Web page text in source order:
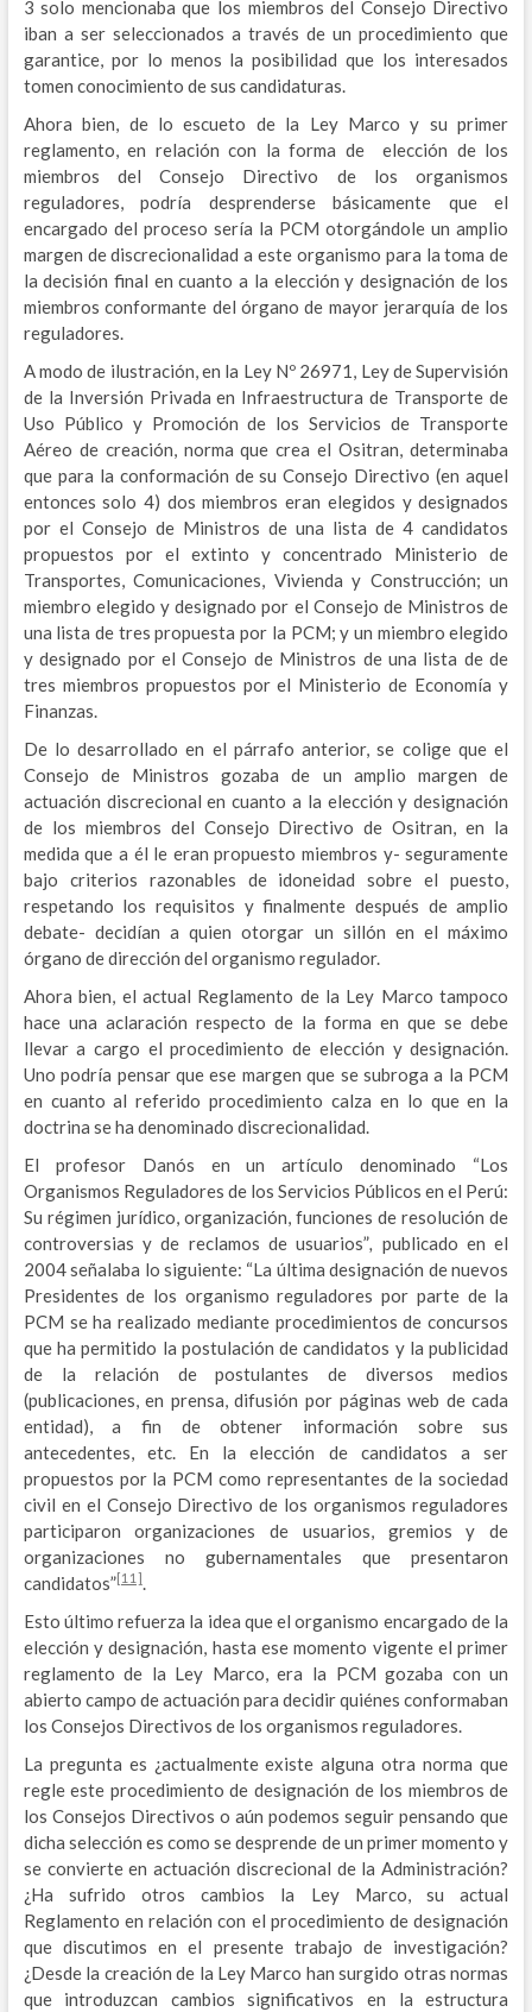
3 solo mencionaba que los miembros del Consejo Directivo
iban a ser seleccionados a través de un procedimiento que
garantice, por lo menos la posibilidad que los interesados
tomen conocimiento de sus candidaturas.
Ahora bien, de lo escueto de la Ley Marco y su primer
reglamento, en relación con la forma de elección de los
miembros del Consejo Directivo de los organismos
reguladores, podría desprenderse básicamente que el
encargado del proceso sería la PCM otorgándole un amplio
margen de discrecionalidad a este organismo para la toma de
la decisión final en cuanto a la elección y designación de los
miembros conformante del órgano de mayor jerarquía de los
reguladores.
A modo de ilustración, en la Ley Nº 26971, Ley de Supervisión
de la Inversión Privada en Infraestructura de Transporte de
Uso Público y Promoción de los Servicios de Transporte
Aéreo de creación, norma que crea el Ositran, determinaba
que para la conformación de su Consejo Directivo (en aquel
entonces solo 4) dos miembros eran elegidos y designados
por el Consejo de Ministros de una lista de 4 candidatos
propuestos por el extinto y concentrado Ministerio de
Transportes, Comunicaciones, Vivienda y Construcción; un
miembro elegido y designado por el Consejo de Ministros de
una lista de tres propuesta por la PCM; y un miembro elegido
y designado por el Consejo de Ministros de una lista de de
tres miembros propuestos por el Ministerio de Economía y
Finanzas.
De lo desarrollado en el párrafo anterior, se colige que el
Consejo de Ministros gozaba de un amplio margen de
actuación discrecional en cuanto a la elección y designación
de los miembros del Consejo Directivo de Ositran, en la
medida que a él le eran propuesto miembros y- seguramente
bajo criterios razonables de idoneidad sobre el puesto,
respetando los requisitos y finalmente después de amplio
debate- decidían a quien otorgar un sillón en el máximo
órgano de dirección del organismo regulador.
Ahora bien, el actual Reglamento de la Ley Marco tampoco
hace una aclaración respecto de la forma en que se debe
llevar a cargo el procedimiento de elección y designación.
Uno podría pensar que ese margen que se subroga a la PCM
en cuanto al referido procedimiento calza en lo que en la
doctrina se ha denominado discrecionalidad.
El profesor Danós en un artículo denominado “Los
Organismos Reguladores de los Servicios Públicos en el Perú:
Su régimen jurídico, organización, funciones de resolución de
controversias y de reclamos de usuarios”, publicado en el
2004 señalaba lo siguiente: “La última designación de nuevos
Presidentes de los organismo reguladores por parte de la
PCM se ha realizado mediante procedimientos de concursos
que ha permitido la postulación de candidatos y la publicidad
de la relación de postulantes de diversos medios
(publicaciones, en prensa, difusión por páginas web de cada
entidad), a fin de obtener información sobre sus
antecedentes, etc. En la elección de candidatos a ser
propuestos por la PCM como representantes de la sociedad
civil en el Consejo Directivo de los organismos reguladores
participaron organizaciones de usuarios, gremios y de
organizaciones no gubernamentales que presentaron
candidatos”[11].
Esto último refuerza la idea que el organismo encargado de la
elección y designación, hasta ese momento vigente el primer
reglamento de la Ley Marco, era la PCM gozaba con un
abierto campo de actuación para decidir quiénes conformaban
los Consejos Directivos de los organismos reguladores.
La pregunta es ¿actualmente existe alguna otra norma que
regle este procedimiento de designación de los miembros de
los Consejos Directivos o aún podemos seguir pensando que
dicha selección es como se desprende de un primer momento y
se convierte en actuación discrecional de la Administración?
¿Ha sufrido otros cambios la Ley Marco, su actual
Reglamento en relación con el procedimiento de designación
que discutimos en el presente trabajo de investigación?
¿Desde la creación de la Ley Marco han surgido otras normas
que introduzcan cambios significativos en la estructura